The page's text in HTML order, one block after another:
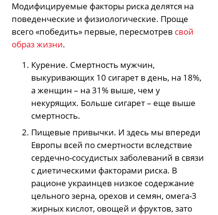
Модифицируемые факторы риска делятся на
поведенческие и физиологические. Проще
всего «победить» первые, пересмотрев свой
образ жизни.
Курение. Смертность мужчин,
выкуривающих 10 сигарет в день, на 18%,
а женщин – на 31% выше, чем у
некурящих. Больше сигарет – еще выше
смертность.
Пищевые привычки. И здесь мы впереди
Европы всей по смертности вследствие
сердечно-сосудистых заболеваний в связи
с диетическими факторами риска. В
рационе украинцев низкое содержание
цельного зерна, орехов и семян, омега-3
жирных кислот, овощей и фруктов, зато